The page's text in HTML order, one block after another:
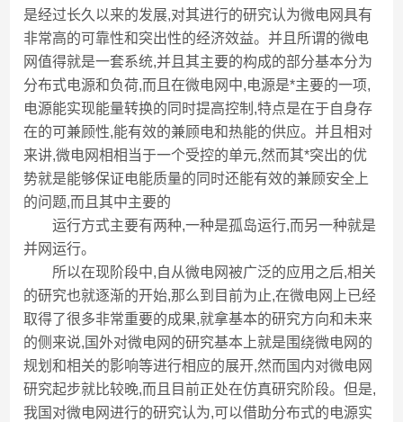
是经过长久以来的发展,对其进行的研究认为微电网具有
非常高的可靠性和突出性的经济效益。并且所谓的微电
网值得就是一套系统,并且其主要的构成的部分基本分为
分布式电源和负荷,而且在微电网中,电源是*主要的一项,
电源能实现能量转换的同时提高控制,特点是在于自身存
在的可兼顾性,能有效的兼顾电和热能的供应。并且相对
来讲,微电网相相当于一个受控的单元,然而其*突出的优
势就是能够保证电能质量的同时还能有效的兼顾安全上
的问题,而且其中主要的
运行方式主要有两种,一种是孤岛运行,而另一种就是
并网运行。
所以在现阶段中,自从微电网被广泛的应用之后,相关
的研究也就逐渐的开始,那么到目前为止,在微电网上已经
取得了很多非常重要的成果,就拿基本的研究方向和未来
的侧来说,国外对微电网的研究基本上就是围绕微电网的
规划和相关的影响等进行相应的展开,然而国内对微电网
研究起步就比较晚,而且目前正处在仿真研究阶段。但是,
我国对微电网进行的研究认为,可以借助分布式的电源实